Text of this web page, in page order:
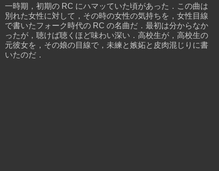
一時期，初期の RC にハマッていた頃があった．この曲は
別れた女性に対して，その時の女性の気持ちを，女性目線
で書いたフォーク時代の RC の名曲だ．最初は分からなか
ったが，聴けば聴くほど味わい深い．高校生が，高校生の
元彼女を，その娘の目線で，未練と嫉妬と皮肉混じりに書
いたのだ．